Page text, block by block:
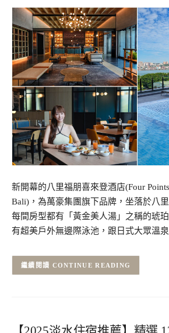
新開幕的八里福朋喜來登酒店(Four
Bali)，為萬豪集團旗下品牌，坐落於八
每間房型都有「黃金美人湯」之稱的琥
有超美戶外無邊際泳池，跟日式大眾溫
CONTINUE READING